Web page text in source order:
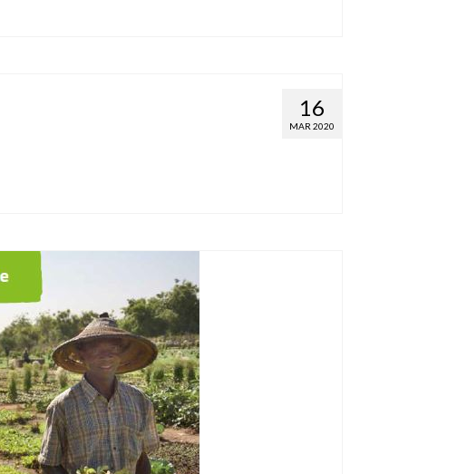
16
MAR 2020